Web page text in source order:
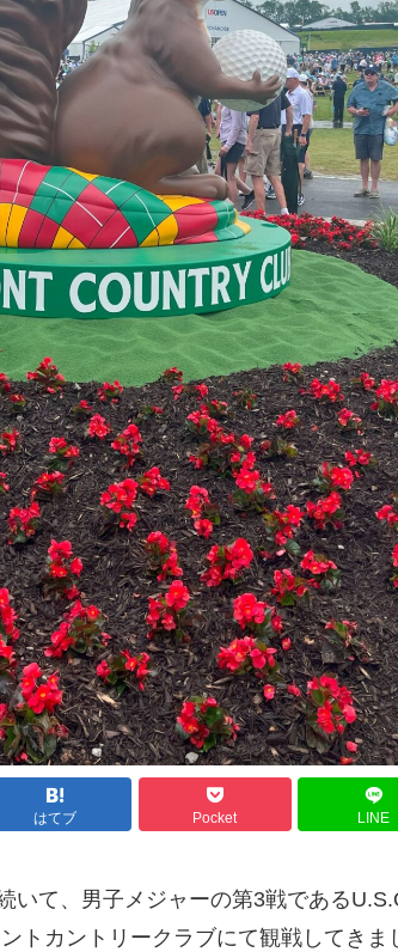
はてブ Pocket LINE
いて、男子メジャーの第3戦である
トカントリークラブにて観戦してきま